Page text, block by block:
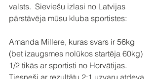
valsts.  Sieviešu izlasi no Latvijas
pārstāvēja mūsu kluba sportistes:
Amanda Millere, kuras svars ir 56kg
(bet izaugsmes nolūkos startēja 60kg)
1/2 tikās ar sportisti no Horvātijas.
Tiesneši ar rezultātu 2:1 uzvaru atdeva